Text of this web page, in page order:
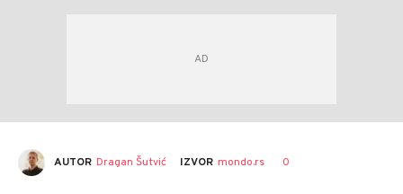
AUTOR Dragan Šutvić IZVOR mondo.rs 0